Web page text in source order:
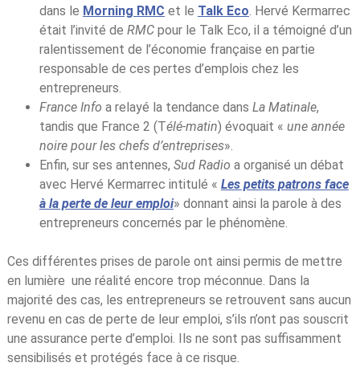
dans le Morning RMC et le Talk Eco. Hervé Kermarrec
était l’invité de RMC pour le Talk Eco, il a témoigné d’un
ralentissement de l’économie française en partie
responsable de ces pertes d’emplois chez les
entrepreneurs.
France Info a relayé la tendance dans La Matinale,
tandis que France 2 (Télé-matin) évoquait « une année
noire pour les chefs d’entreprises».
Enfin, sur ses antennes, Sud Radio a organisé un débat
avec Hervé Kermarrec intitulé « Les petits patrons face
à la perte de leur emploi» donnant ainsi la parole à des
entrepreneurs concernés par le phénomène.
Ces différentes prises de parole ont ainsi permis de mettre
en lumière une réalité encore trop méconnue. Dans la
majorité des cas, les entrepreneurs se retrouvent sans aucun
revenu en cas de perte de leur emploi, s’ils n’ont pas souscrit
une assurance perte d’emploi. Ils ne sont pas suffisamment
sensibilisés et protégés face à ce risque.